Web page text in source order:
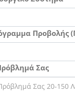
Προβολής
Σας